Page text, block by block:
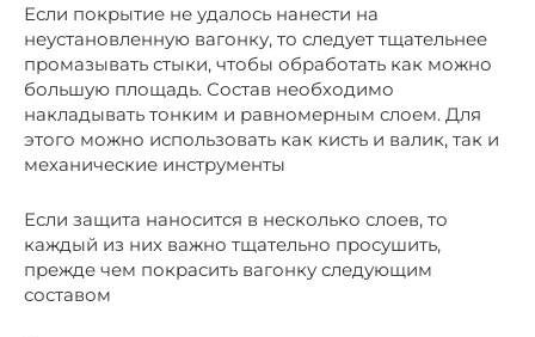
Если покрытие не удалось нанести на
неустановленную вагонку, то следует тщательнее
промазывать стыки, чтобы обработать как можно
большую площадь. Состав необходимо
накладывать тонким и равномерным слоем. Для
этого можно использовать как кисть и валик, так и
механические инструменты
Если защита наносится в несколько слоев, то
каждый из них важно тщательно просушить,
прежде чем покрасить вагонку следующим
составом